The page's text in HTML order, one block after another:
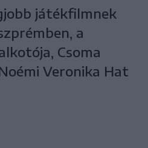
játékfilmnek
a
Csoma
Veronika Hat